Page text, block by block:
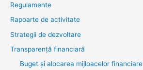
Regulamente
Rapoarte de activitate
Strategii de dezvoltare
Transparenţă financiară
Buget și alocarea mijloacelor financiare